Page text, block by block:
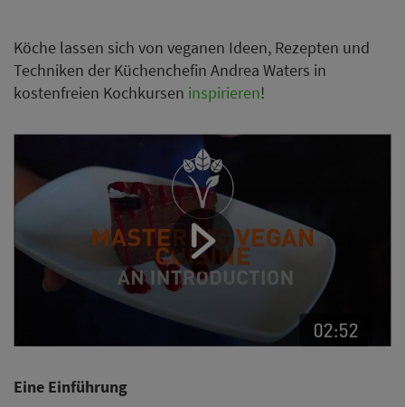
Köche lassen sich von veganen Ideen, Rezepten und
Techniken der Küchenchefin Andrea Waters in
kostenfreien Kochkursen inspirieren!
Eine Einführung